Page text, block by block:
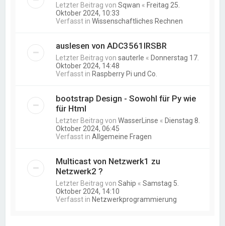
Letzter Beitrag vonSqwan « Freitag 25.
Oktober 2024, 10:33
Verfasst inWissenschaftliches Rechnen
auslesen von ADC3561IRSBR
Letzter Beitrag vonsauterle « Donnerstag 17.
Oktober 2024, 14:48
Verfasst in Raspberry Pi und Co.
bootstrap Design - Sowohl für Py wie
für Html
Letzter Beitrag vonWasserLinse « Dienstag 8.
Oktober 2024, 06:45
Verfasst inAllgemeine Fragen
Multicast von Netzwerk1 zu
Netzwerk2 ?
Letzter Beitrag vonSahip «Samstag 5.
Oktober 2024, 14:10
Verfasst in Netzwerkprogrammierung